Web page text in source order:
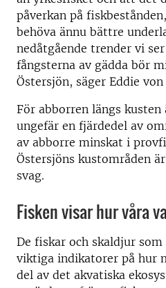
påverkan på
behöva ännu bättre
nedåtgående trender vi
fångsterna av gädda bör
Östersjön, säger Eddie
För abborren längs
ungefär en fjärdedel av
av abborre minskat i
Östersjöns kustområden
svag.
Fisken visar hur våra
De fiskar och skaldjur
viktiga indikatorer på hur
del av det akvatiska